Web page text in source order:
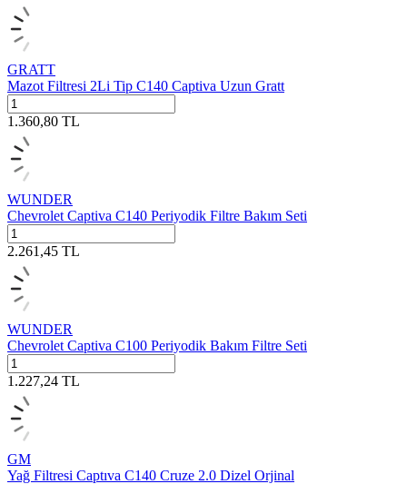
GRATT
Mazot Filtresi 2Li Tip C140 Captiva Uzun Gratt
1.360,80 TL
WUNDER
Chevrolet Captiva C140 Periyodik Filtre Bakım Seti
2.261,45 TL
WUNDER
Chevrolet Captiva C100 Periyodik Bakım Filtre Seti
1.227,24 TL
GM
Yağ Filtresi Captıva C140 Cruze 2.0 Dizel Orjinal